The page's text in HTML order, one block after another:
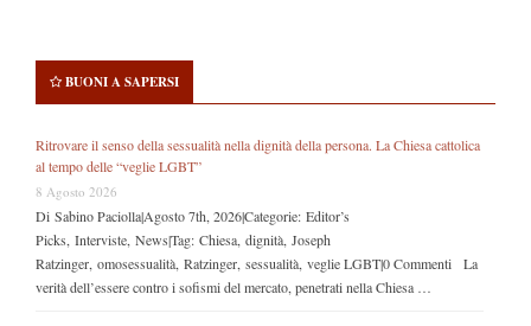
BUONI A SAPERSI
Ritrovare il senso della sessualità nella dignità della persona. La Chiesa cattolica
al tempo delle “veglie LGBT”
8 Agosto 2026
Di Sabino Paciolla|Agosto 7th, 2026|Categorie: Editor’s
Picks, Interviste, News|Tag: Chiesa, dignità, Joseph
Ratzinger, omosessualità, Ratzinger, sessualità, veglie LGBT|0 Commenti La
verità dell’essere contro i sofismi del mercato, penetrati nella Chiesa …